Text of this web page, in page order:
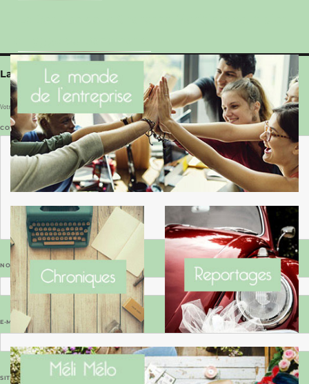
Laisser un commentaire
Votre adresse e-mail ne sera pas publiée. Les champs obligatoires sont indiqués avec*
COMMENTAIRE
NOM
E-MAIL
SITE WEB